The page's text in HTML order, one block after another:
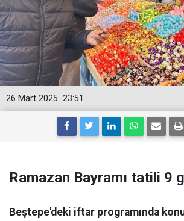
23:51
26 Mart 2025
Ramazan Bayramı tatili 9
Beştepe'deki iftar programında